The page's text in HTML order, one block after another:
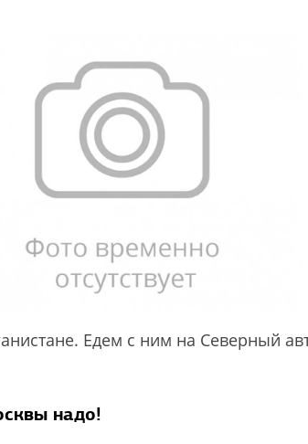
Едем с ним на Северный
надо!